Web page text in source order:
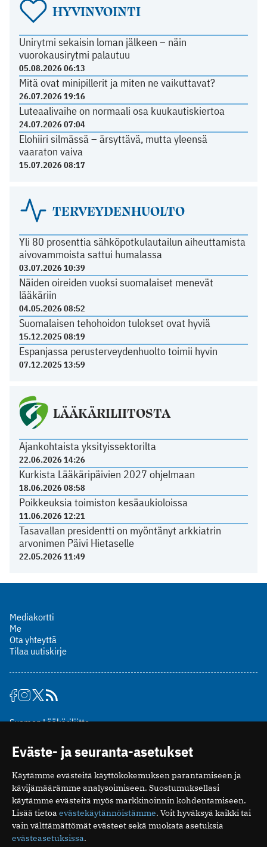
HYVINVOINTI
Unirytmi sekaisin loman jälkeen – näin
vuorokausirytmi palautuu
05.08.2026 06:13
Mitä ovat minipillerit ja miten ne vaikuttavat?
26.07.2026 19:16
Luteaalivaihe on normaali osa kuukautiskiertoa
24.07.2026 07:04
Elohiiri silmässä – ärsyttävä, mutta yleensä
vaaraton vaiva
15.07.2026 08:17
TERVEYDENHUOLTO
Yli 80 prosenttia sähköpotkulautailun aiheuttamista
aivovammoista sattui humalassa
03.07.2026 10:39
Näiden oireiden vuoksi suomalaiset menevät
lääkäriin
04.05.2026 08:52
Suomalaisen tehohoidon tulokset ovat hyviä
15.12.2025 08:19
Espanjassa perusterveydenhuolto toimii hyvin
07.12.2025 13:59
LÄÄKÄRILIITOSTA
Ajankohtaista yksityissektorilta
22.06.2026 14:26
Kurkista Lääkäripäivien 2027 ohjelmaan
18.06.2026 08:58
Poikkeuksia toimiston kesäaukioloissa
11.06.2026 12:21
Tasavallan presidentti on myöntänyt arkkiatrin
arvonimen Päivi Hietaselle
22.05.2026 11:49
Mediakortti
Me
Ota yhteyttä
Tilaa uutiskirje
Suomen Lääkäriliitto
00510 Helsinki
puh. (09) 393 091
toimitus@potilaanlaakarilehti.fi
ISSN 2323-9476
Eväste- ja seuranta-asetukset
Käytämme evästeitä käyttökokemuksen parantamiseen ja
kävijämäärämme analysoimiseen. Suostumuksellasi
käytämme evästeitä myös markkinoinnin kohdentamiseen.
Lisää tietoa evästekäytännöistämme. Voit hyväksyä kaikki tai
vain välttämättömät evästeet sekä muokata asetuksia
evästeasetuksissa.